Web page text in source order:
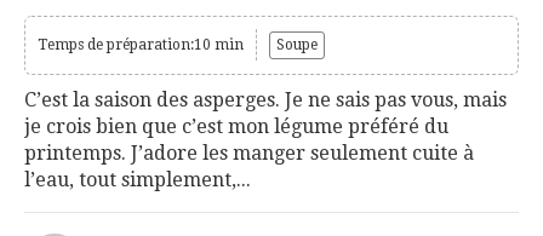
Temps de préparation:10 min Soupe
C’est la saison des asperges. Je ne sais pas vous, mais
je crois bien que c’est mon légume préféré du
printemps. J’adore les manger seulement cuite à
l’eau, tout simplement,...